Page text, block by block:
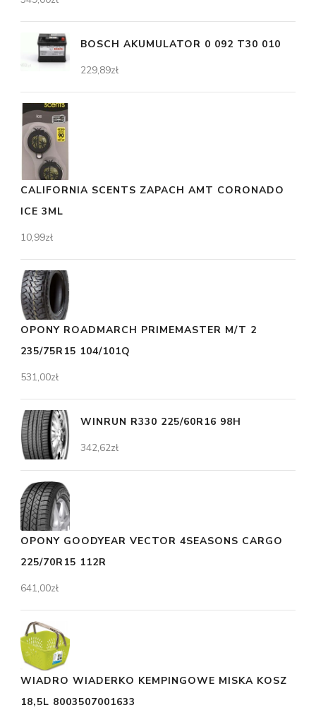
BOSCH AKUMULATOR 0 092 T30 010
229,89zł
CALIFORNIA SCENTS ZAPACH AMT CORONADO
ICE 3ML
10,99zł
OPONY ROADMARCH PRIMEMASTER M/T 2
235/75R15 104/101Q
531,00zł
WINRUN R330 225/60R16 98H
342,62zł
OPONY GOODYEAR VECTOR 4SEASONS CARGO
225/70R15 112R
641,00zł
WIADRO WIADERKO KEMPINGOWE MISKA KOSZ
18,5L 8003507001633